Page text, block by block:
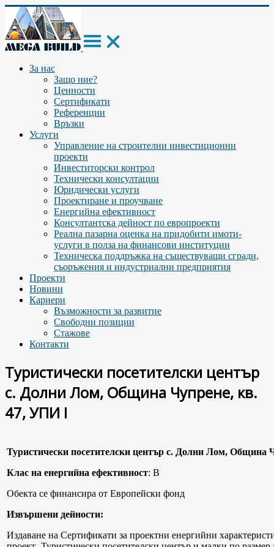
За нас
Защо ние?
Ценности
Сертификати
Референции
Връзки
Услуги
Управление на строителни инвестиционни
проекти
Инвеститорски контрол
Технически консултации
Юридически услуги
Проектиране и проучване
Енергийна ефективност
Консултантска дейност по европроекти
Реална пазарна оценка на придобити имоти-
услуги в полза на финансови институции
Техническа поддръжка на съществуващи сгради,
съоръжения и индустриални предприятия
Проекти
Новини
Кариери
Възможности за развитие
Свободни позиции
Стажове
Контакти
Туристически посетителски център
с. Долни Лом, Община Чупрене, кв.
47, УПИ I
Туристически посетителски център с. Долни Лом,
Клас на енергийна ефективност: В
Обекта се финансира от Европейски фонд
Извършени дейности:
Издаване на Сертификати за проектни енергийни